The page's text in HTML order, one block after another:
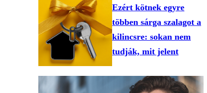
Ezért kötnek egyre
többen sárga szalagot a
kilincsre: sokan nem
tudják, mit jelent